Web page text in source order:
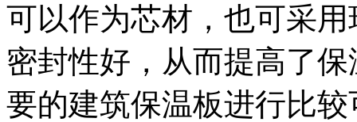
可以作为芯材，也可采
密封性好，从而提高了
要的建筑保温板进行比